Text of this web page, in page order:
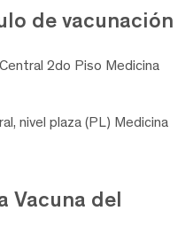
de vacunación
2do Piso Medicina
nivel plaza (PL) Medicina
Vacuna del